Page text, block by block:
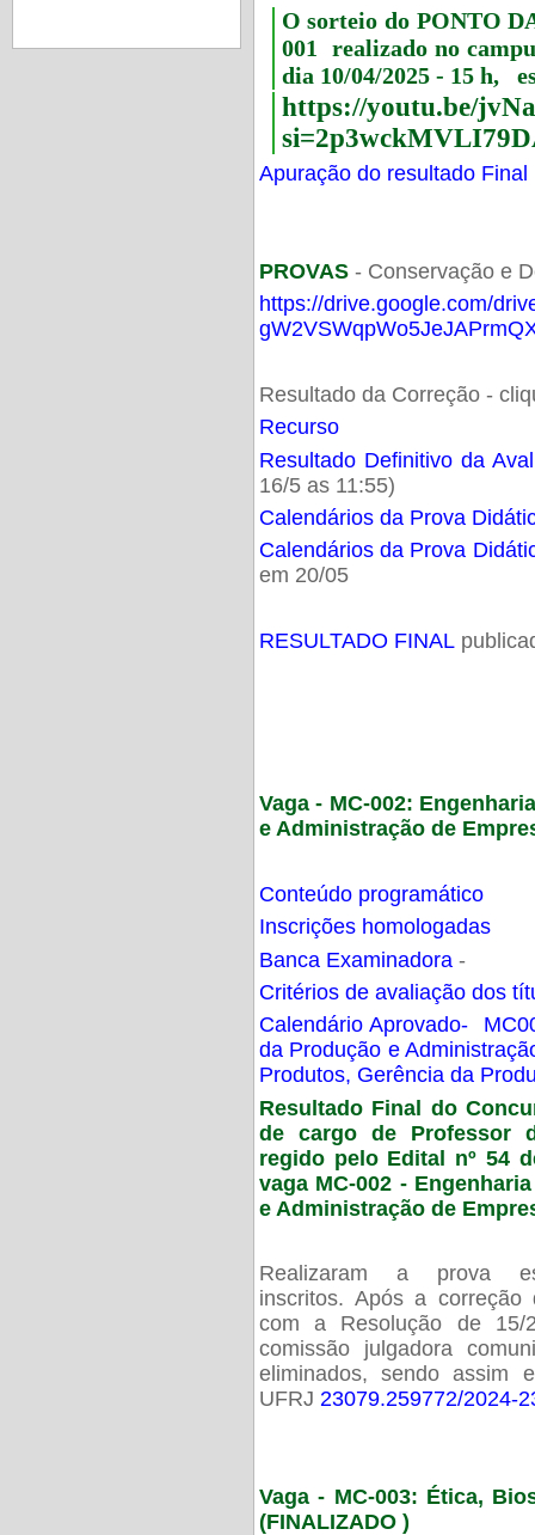
O sorteio do PONTO
001 realizado no
dia 10/04/2025 - 15 h,
https://youtu.be/
Apuração do resultado Final
PROVAS- Conservação e
https://drive.google.com/
Resultado da Correção -
Recurso
Resultado Definitivo da
16/5 as 11:55)
Calendários da Prova
Calendários da Prova
em 20/05
RESULTADO FINAL
Vaga - MC-002:
e Administração de
Conteúdo programático
Inscrições homologadas
Banca Examinadora -
Critérios de avaliação dos
Calendário Aprovado-
da Produção e
Produtos, Gerência da
Resultado Final do
de cargo de Professor
regido pelo Edital nº 54
vaga MC-002 -
e Administração de
Realizaram a prova
inscritos. Após a
com a Resolução de 15/
comissão julgadora
eliminados, sendo assim
UFRJ 23079.259772/2024-
Vaga - MC-003: Ética,
(FINALIZADO )